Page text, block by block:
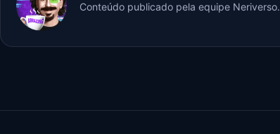
Conteúdo publicado pela equipe Neriverso.